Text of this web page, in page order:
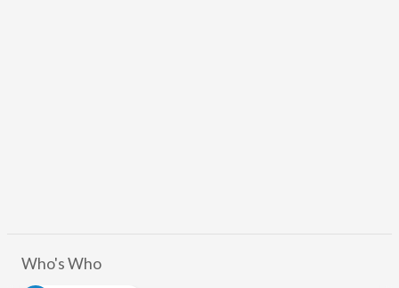
Who's Who